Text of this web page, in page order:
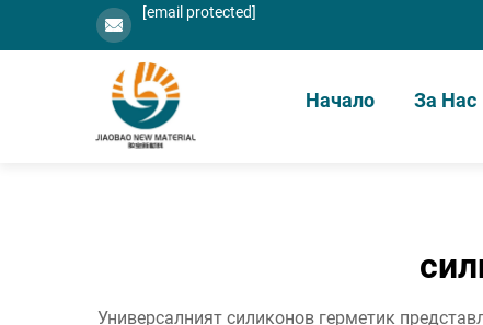
[email protected]
Начало За Нас
Универсалният силиконов герметик